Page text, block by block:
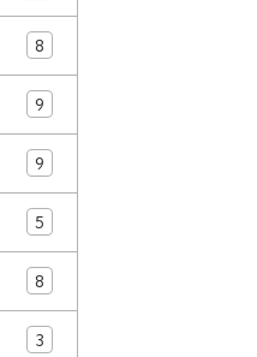
8
9
9
5
8
3